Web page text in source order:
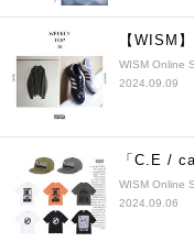
【WISM
WISM Online
2024.09.09
「C.E /
WISM Online
2024.09.06